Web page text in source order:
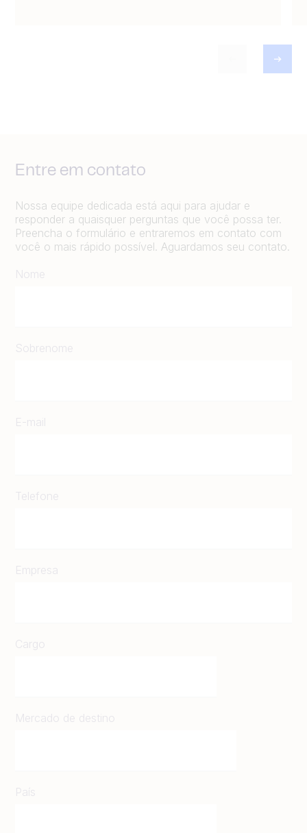
Entre em contato
Nossa equipe dedicada está aqui para ajudar e
responder a quaisquer perguntas que você possa ter.
Preencha o formulário e entraremos em contato com
você o mais rápido possível. Aguardamos seu contato.
Nome
Sobrenome
E-mail
Telefone
Empresa
Cargo
Mercado de destino
País